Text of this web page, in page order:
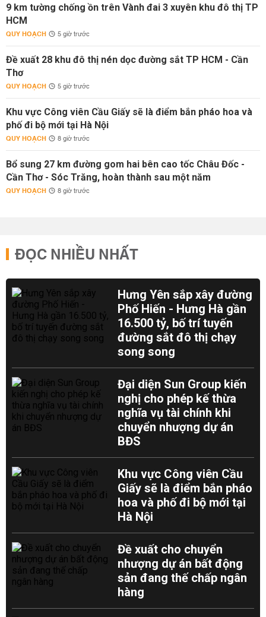
9 km tường chống ồn trên Vành đai 3 xuyên khu đô thị TP
HCM
QUY HOẠCH 5 giờ trước
Đề xuất 28 khu đô thị nén dọc đường sắt TP HCM - Cần
Thơ
QUY HOẠCH 5 giờ trước
Khu vực Công viên Cầu Giấy sẽ là điểm bắn pháo hoa và
phố đi bộ mới tại Hà Nội
QUY HOẠCH 8 giờ trước
Bổ sung 27 km đường gom hai bên cao tốc Châu Đốc -
Cần Thơ - Sóc Trăng, hoàn thành sau một năm
QUY HOẠCH 8 giờ trước
ĐỌC NHIỀU NHẤT
Hưng Yên sắp xây đường
Phố Hiến - Hưng Hà gần
16.500 tỷ, bố trí tuyến
đường sắt đô thị chạy
song song
Đại diện Sun Group kiến
nghị cho phép kế thừa
nghĩa vụ tài chính khi
chuyển nhượng dự án
BĐS
Khu vực Công viên Cầu
Giấy sẽ là điểm bắn pháo
hoa và phố đi bộ mới tại
Hà Nội
Đề xuất cho chuyển
nhượng dự án bất động
sản đang thế chấp ngân
hàng